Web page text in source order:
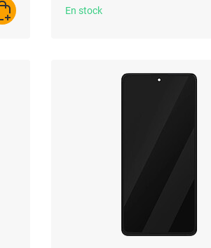
AJOUTER AU PANIER
En stock